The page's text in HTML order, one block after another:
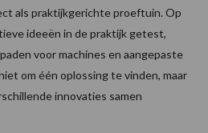
als praktijkgerichte proeftuin. Op
ideeën in de praktijk getest,
voor machines en aangepaste
om één oplossing te vinden, maar
innovaties samen